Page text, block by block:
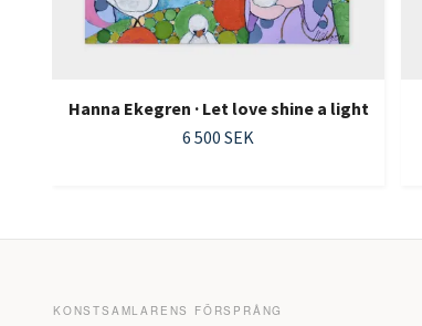
Hanna Ekegren · Let love shine a light
6 500 SEK
KONSTSAMLARENS FÖRSPRÅNG